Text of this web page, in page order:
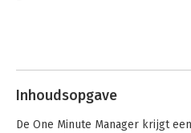
Inhoudsopgave
De One Minute Manager krijgt